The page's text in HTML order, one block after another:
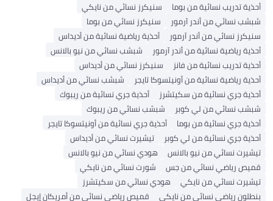
أحذية تدريب نسائية من بوما
سنيكرز نسائي من نايكي
شبشب نسائي من أندر آرمور
سنيكرز نسائي من بوما
سنيكرز نسائي من أندر آرمور
أحذية رياضية نسائية من أديداس
أحذية رياضية نسائية من أندر آرمور
شبشب نسائي من نيو بالانس
أحذية تدريب نسائية من فانز
سنيكرز نسائي من أديداس
أحذية رياضية نسائية من أونيتسوكا تايجر
شبشب نسائي من أديداس
أحذية جري نسائية من سكيتشرز
أحذية جري نسائية من ريبوك
شبشب نسائي من لي كوبر
شبشب نسائي من ريبوك
أحذية جري نسائية من بوما
أحذية جري نسائية من أونيتسوكا تايجر
أحذية جري نسائية من لي كوبر
تيشيرت نسائي من أديداس
تيشيرت نسائي من نيو بالانس
هودي نسائي من نيو بالانس
قميص رياضي نسائي من جس
شورت نسائي من نايكي
تيشيرت نسائي من نايكي
هودي نسائي من سكيتشرز
بنطلون رياضي نسائي من نايكي
قميص رياضي نسائي من أمريكان إيجل